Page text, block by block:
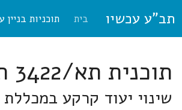
תב"ע עכשיו בית תוכניות בניין
תוכנית תא/3422 תל-אביב
שינוי יעוד קרקע במכללת